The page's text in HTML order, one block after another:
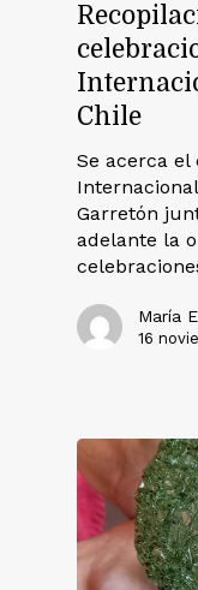
Chile
Se acerca el
Garretón
adelante la
María
16